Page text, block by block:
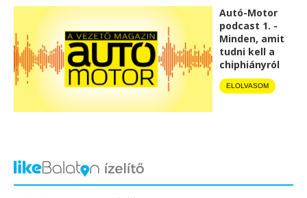
Autó-Motor
podcast 1. -
Minden, amit
tudni kell a
chiphiányról
ELOLVASOM